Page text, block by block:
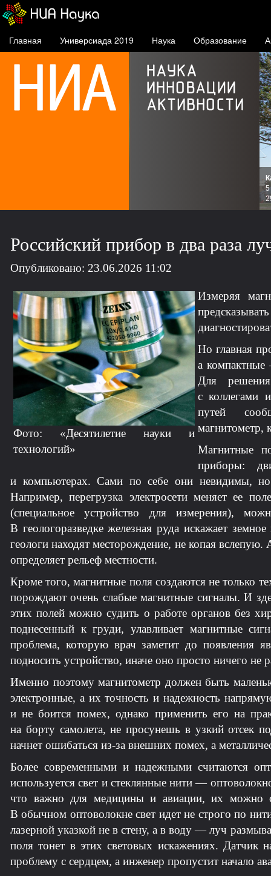
Главная Универсиада 2019 Наука Образование
5
Российский прибор в два раза
Опубликовано: 23.06.2026 11:02
Фото: «Десятилетие науки и
технологий»
Измеряя
Но главная
а
Для
с коллегами
путей
магнитометр,
Магнитные
приборы:
и компьютерах. Сами по себе они невидимы, но
Например, перегрузка электросети меняет ее
(специальное устройство для измерения),
В геологоразведке железная руда искажает
геологи находят месторождение, не копая
определяет рельеф местности.
Кроме того, магнитные поля создаются не только
порождают очень слабые магнитные сигналы. И
этих полей можно судить о работе органов без
поднесенный к груди, улавливает магнитные
проблема, которую врач заметит до появления
подносить устройство, иначе оно просто ничего не
Именно поэтому магнитометр должен быть
электронные, а их точность и надежность
и не боится помех, однако применить его на
на борту самолета, не просунешь в узкий отсек
начнет ошибаться из-за внешних помех, а
Более современными и надежными считаются
используется свет и стеклянные нити —
что важно для медицины и авиации, их можно
В обычном оптоволокне свет идет не строго по
лазерной указкой не в стену, а в воду — луч
поля тонет в этих световых искажениях. Датчик
проблему с сердцем, а инженер пропустит начало